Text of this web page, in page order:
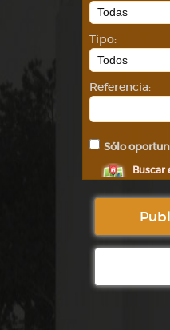
Tipo:
Referencia:
Sólo
Buscar